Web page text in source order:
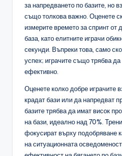
за напредването по базите, но
също толкова важно. Оценете
измерите времето за спринт
база, като елитните играчи
секунди. Въпреки това, само
успех; играчите също трябва да
ефективно.
Оценете колко добре играчите
крадат бази или да напредват
базите трябва да имат висок
на бази, идеално над 70%.
фокусират върху подобряване
на ситуационната